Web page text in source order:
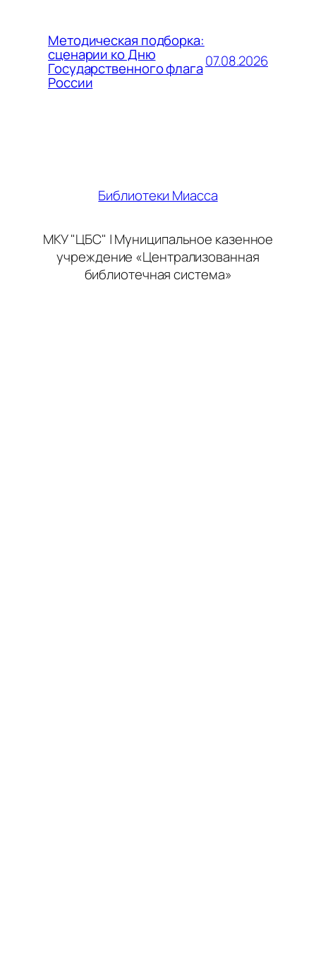
Методическая подборка:
сценарии ко Дню
Государственного флага
России
07.08.2026
Библиотеки Миасса
МКУ "ЦБС" | Муниципальное казенное
учреждение «Централизованная
библиотечная система»